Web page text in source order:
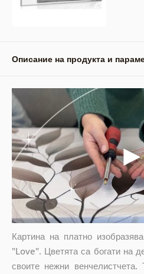
Описание на продукта и
Картина на платно
"Love". Цветята са богати на
своите нежни